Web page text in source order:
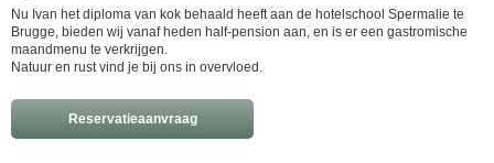
Nu Ivan het diploma van kok behaald heeft aan de hotelschool Spermalie te
Brugge, bieden wij vanaf heden half-pension aan, en is er een gastromische
maandmenu te verkrijgen.
Natuur en rust vind je bij ons in overvloed.
Reservatieaanvraag